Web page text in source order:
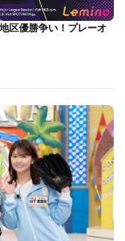
区優勝争い！プレーオ